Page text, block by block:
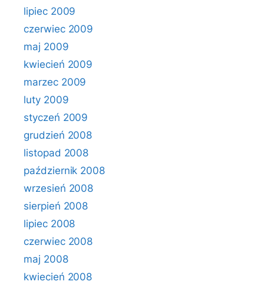
lipiec 2009
czerwiec 2009
maj 2009
kwiecień 2009
marzec 2009
luty 2009
styczeń 2009
grudzień 2008
listopad 2008
październik 2008
wrzesień 2008
sierpień 2008
lipiec 2008
czerwiec 2008
maj 2008
kwiecień 2008